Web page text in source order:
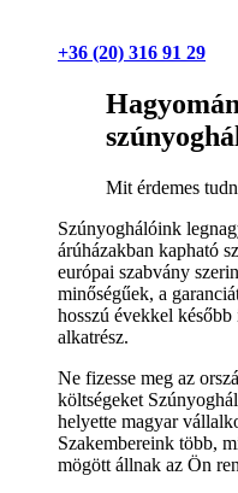
+36 (20) 316 91 29
Mit érdemes
Szúnyoghálóink
árúházakban kapható
európai szabvány
minőségűek, a
hosszú évekkel
alkatrész.
Ne fizesse meg az
költségeket
helyette magyar
Szakembereink több,
mögött állnak az Ön